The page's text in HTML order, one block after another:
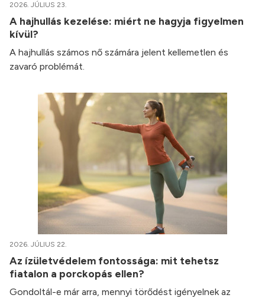
2026. JÚLIUS 23.
A hajhullás kezelése: miért ne hagyja figyelmen
kívül?
A hajhullás számos nő számára jelent kellemetlen és
zavaró problémát.
2026. JÚLIUS 22.
Az ízületvédelem fontossága: mit tehetsz
fiatalon a porckopás ellen?
Gondoltál-e már arra, mennyi törődést igényelnek az